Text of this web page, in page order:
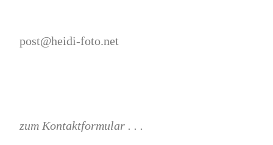
post@heidi-foto.net
zum Kontaktformular . . .